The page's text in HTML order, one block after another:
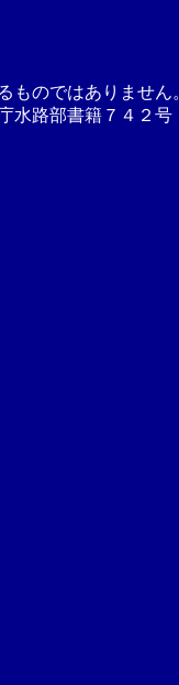
ものではありませ
水路部書籍７４２